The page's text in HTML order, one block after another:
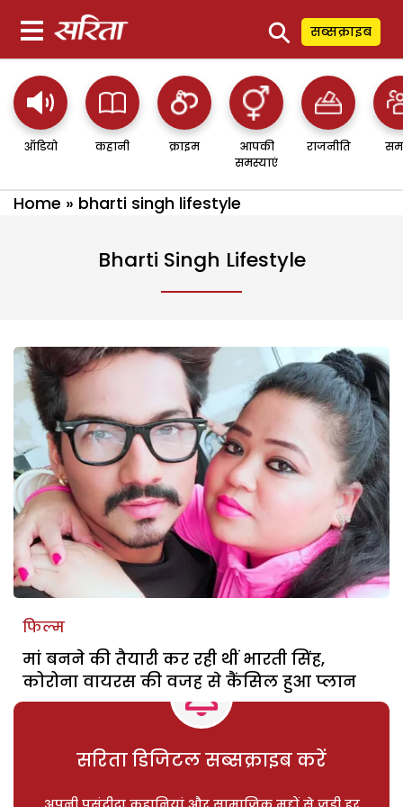
⚲ सब्सक्राइब
ऑडियो कहानी क्राइम
आपकी
समस्याएं
राजनीति
Home » bharti singh lifestyle
Bharti Singh Lifestyle
फिल्म
मां बनने की तैयारी कर रही थीं भारती सिंह,
कोरोना वायरस की वजह से कैंसिल हुआ प्लान
सरिता डिजिटल सब्सक्राइब करें